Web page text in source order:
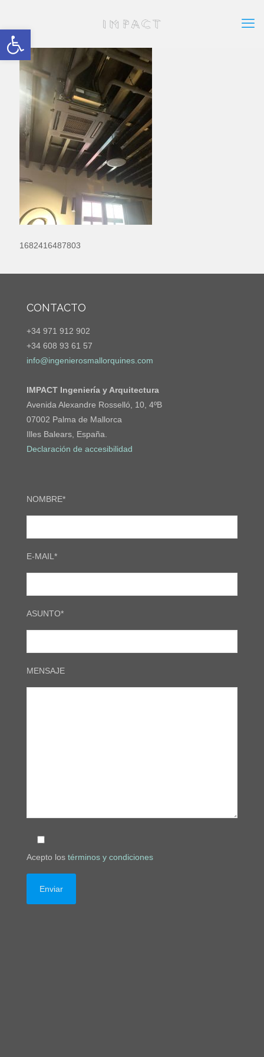
Abrir barra de herramientas
1682416487803
CONTACTO
+34 971 912 902
+34 608 93 61 57
info@ingenierosmallorquines.com
IMPACT Ingeniería y Arquitectura
Avenida Alexandre Rosselló, 10, 4ºB
07002 Palma de Mallorca
Illes Balears, España.
Declaración de accesibilidad
NOMBRE*
E-MAIL*
ASUNTO*
MENSAJE
Acepto los términos y condiciones